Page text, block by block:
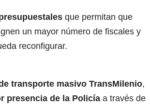
que permitan que
un mayor número de fiscales y
reconfigurar.
transporte masivo TransMilenio,
presencia de la Policía a través de